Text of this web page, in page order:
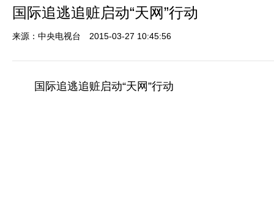
国际追逃追赃启动“天网”行动
来源：中央电视台 2015-03-27 10:45:56
国际追逃追赃启动“天网”行动